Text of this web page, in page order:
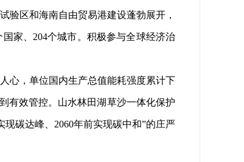
验区和海南自由贸易港建设蓬勃展开，
家、204个城市。积极参与全球经济治
心，单位国内生产总值能耗强度累计下
有效管控。山水林田湖草沙一体化保护
碳达峰、2060年前实现碳中和”的庄严